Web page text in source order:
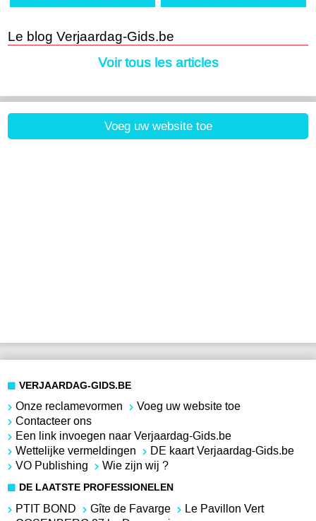
Le blog Verjaardag-Gids.be
Voir tous les articles
Voeg uw website toe
VERJAARDAG-GIDS.BE
Onze reclamevormen
Voeg uw website toe
Contacteer ons
Een link invoegen naar Verjaardag-Gids.be
Wettelijke vermeldingen
DE kaart Verjaardag-Gids.be
VO Publishing
Wie zijn wij ?
DE LAATSTE PROFESSIONELEN
PTIT BOND Gîte de Favarge
Le Pavillon Vert